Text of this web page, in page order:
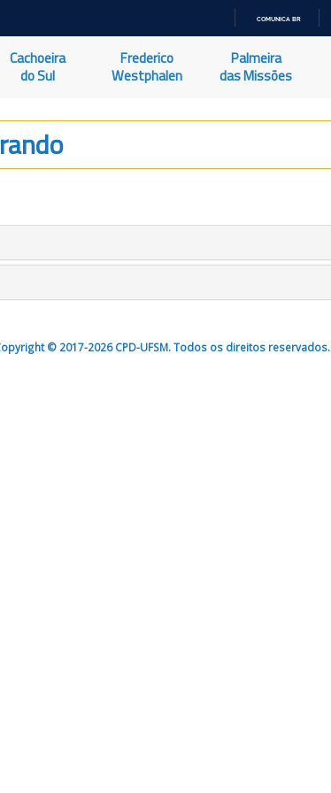
O
COMUNICA BR
Cachoeira
do Sul
Frederico
Westphalen
Palmeira
das Missões
© 2017-2026 CPD-UFSM. Todos os direitos reservados.